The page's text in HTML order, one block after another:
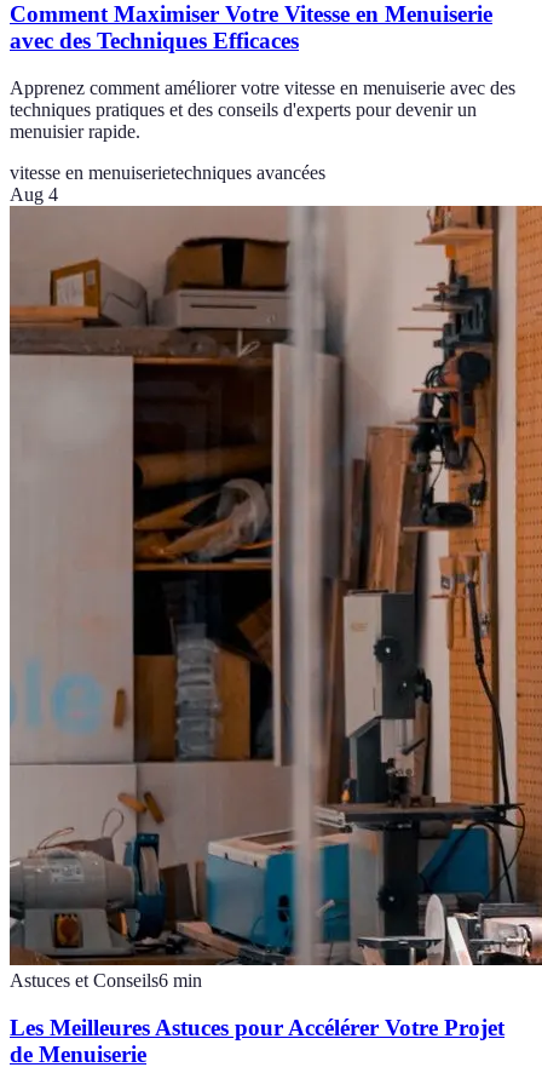
Comment Maximiser Votre Vitesse en Menuiserie
avec des Techniques Efficaces
Apprenez comment améliorer votre vitesse en menuiserie avec des
techniques pratiques et des conseils d'experts pour devenir un
menuisier rapide.
vitesse en menuiserietechniques avancées
Aug 4
Astuces et Conseils6 min
Les Meilleures Astuces pour Accélérer Votre Projet
de Menuiserie